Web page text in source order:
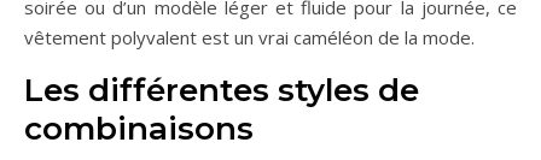
soirée ou d’un modèle léger et fluide pour la journée, ce
vêtement polyvalent est un vrai caméléon de la mode.
Les différentes styles de
combinaisons